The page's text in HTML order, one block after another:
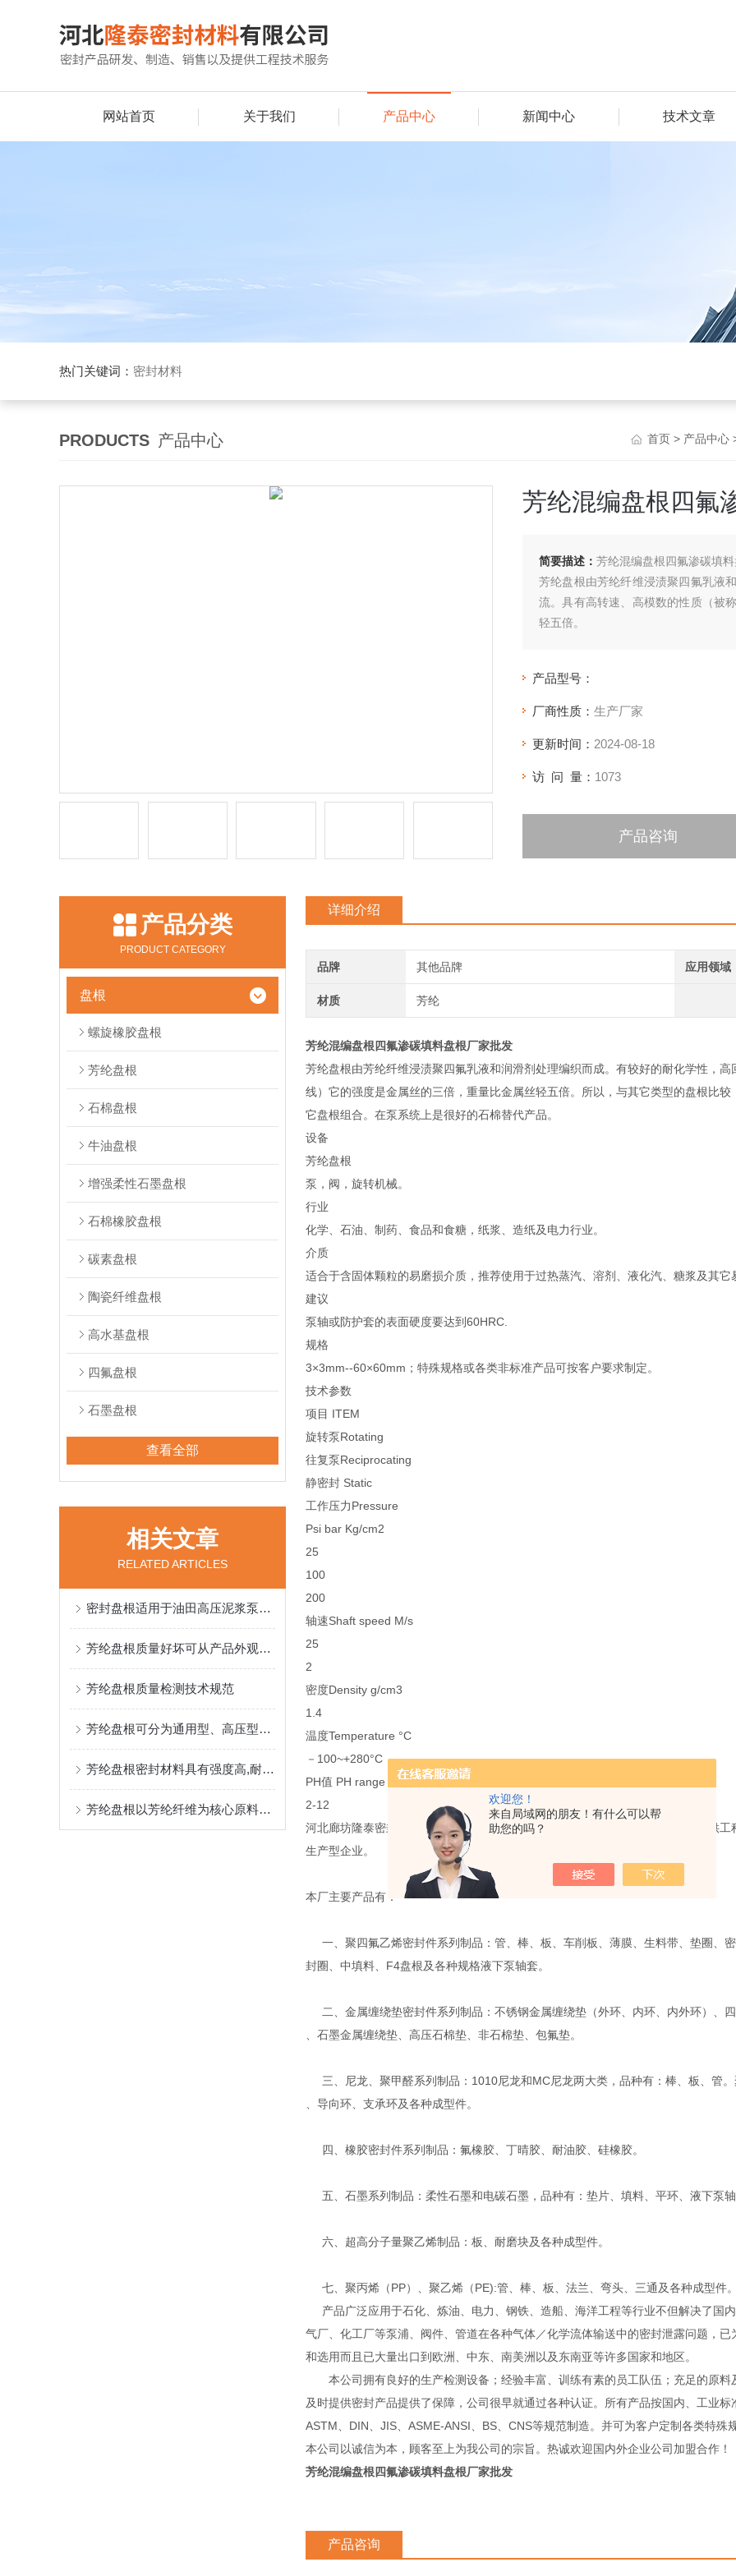
欢迎您！
来自局域网的朋友！有什么可以帮
助您的吗？
网站首页 关于我们 产品中心 新闻中心 技术文章
热门关键词： 密封材料
PRODUCTS 产品中心 首页 > 产品中心
芳纶混编盘根四氟
简要描述： 芳纶混编盘根四氟渗碳填
芳纶盘根由芳纶纤维浸渍聚四氟乳液
流。具有高转速、高模数的性质（被
轻五倍。
产品型号：
厂商性质： 生产厂家
更新时间： 2024-08-18
访 问 量： 1073
产品咨询
产品分类
PRODUCT CATEGORY
盘根
螺旋橡胶盘根
芳纶盘根
石棉盘根
牛油盘根
增强柔性石墨盘根
石棉橡胶盘根
碳素盘根
陶瓷纤维盘根
高水基盘根
四氟盘根
石墨盘根
查看全部
相关文章
RELATED ARTICLES
密封盘根适用于油田高压泥浆泵，煤矿井下液压支架的盘根
芳纶盘根质量好坏可从产品外观材质尺寸精度性能和品牌来入手
芳纶盘根质量检测技术规范
芳纶盘根可分为通用型、高压型及耐腐蚀型三大类别
芳纶盘根密封材料具有强度高,耐磨耗性好
芳纶盘根以芳纶纤维为核心原料，通过特殊编织工艺形成致密结构
详细介绍
品牌 其他品牌 应用领域
材质 芳纶
芳纶混编盘根四氟渗碳填料盘根厂家批发
芳纶盘根由芳纶纤维浸渍聚四氟乳液和润滑剂处理编织而成。有较好的耐化学性，
线）它的强度是金属丝的三倍，重量比金属丝轻五倍。所以，与其它类型的盘根比
它盘根组合。在泵系统上是很好的石棉替代产品。
设备
芳纶盘根
泵，阀，旋转机械。
行业
化学、石油、制药、食品和食糖，纸浆、造纸及电力行业。
介质
适合于含固体颗粒的易磨损介质，推荐使用于过热蒸汽、溶剂、液化汽、糖浆及其它
建议
泵轴或防护套的表面硬度要达到60HRC.
规格
3×3mm--60×60mm；特殊规格或各类非标准产品可按客户要求制定。
技术参数
项目 ITEM
旋转泵Rotating
往复泵Reciprocating
静密封 Static
工作压力Pressure
Psi bar Kg/cm2
25
100
200
轴速Shaft speed M/s
25
2
密度Density g/cm3
1.4
温度Temperature °C
－100~+280°C
PH值 PH range
2-12
河北廊坊隆泰密封材料有限公司是一家专业以密封产品研发、制造、销售以及提供工
生产型企业。
本厂主要产品有：
一、聚四氟乙烯密封件系列制品：管、棒、板、车削板、薄膜、生料带、垫圈、
封圈、中填料、F4盘根及各种规格液下泵轴套。
二、金属缠绕垫密封件系列制品：不锈钢金属缠绕垫（外环、内环、内外环）、
、石墨金属缠绕垫、高压石棉垫、非石棉垫、包氟垫。
三、尼龙、聚甲醛系列制品：1010尼龙和MC尼龙两大类，品种有：棒、板、管。
、导向环、支承环及各种成型件。
四、橡胶密封件系列制品：氟橡胶、丁晴胶、耐油胶、硅橡胶。
五、石墨系列制品：柔性石墨和电碳石墨，品种有：垫片、填料、平环、液下泵轴
六、超高分子量聚乙烯制品：板、耐磨块及各种成型件。
七、聚丙烯（PP）、聚乙烯（PE):管、棒、板、法兰、弯头、三通及各种成型件。
产品广泛应用于石化、炼油、电力、钢铁、造船、海洋工程等行业不但解决了国
气厂、化工厂等泵浦、阀件、管道在各种气体／化学流体输送中的密封泄露问题，已
和选用而且已大量出口到欧洲、中东、南美洲以及东南亚等许多国家和地区。
本公司拥有良好的生产检测设备；经验丰富、训练有素的员工队伍；充足的原料
及时提供密封产品提供了保障，公司很早就通过各种认证。所有产品按国内、工业标
ASTM、DIN、JIS、ASME-ANSI、BS、CNS等规范制造。并可为客户定制各类特殊
本公司以诚信为本，顾客至上为我公司的宗旨。热诚欢迎国内外企业公司加盟合作！
芳纶混编盘根四氟渗碳填料盘根厂家批发
产品咨询